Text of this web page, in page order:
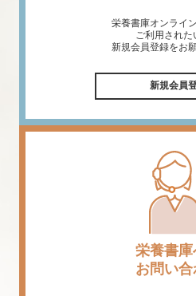
栄養書庫オンライ
ご利用された
新規会員登録をお
新規会員
栄養書庫
お問い